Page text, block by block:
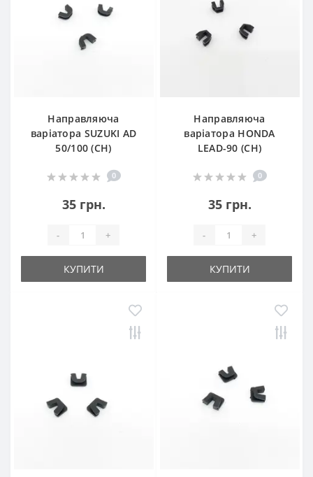
Направляюча
варіатора SUZUKI AD
50/100 (CH)
0
35 грн.
- +
КУПИТИ
Направляюча
варіатора HONDA
LEAD-90 (CH)
0
35 грн.
- +
КУПИТИ